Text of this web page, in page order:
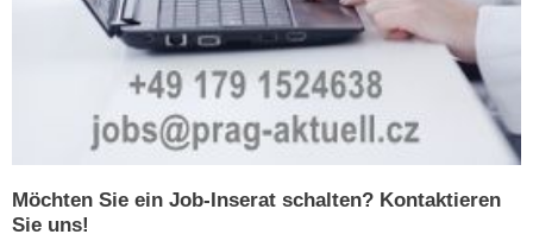
Möchten Sie ein Job-Inserat schalten? Kontaktieren
Sie uns!